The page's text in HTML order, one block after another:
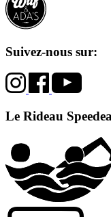
Suivez-nous sur:
Le Rideau